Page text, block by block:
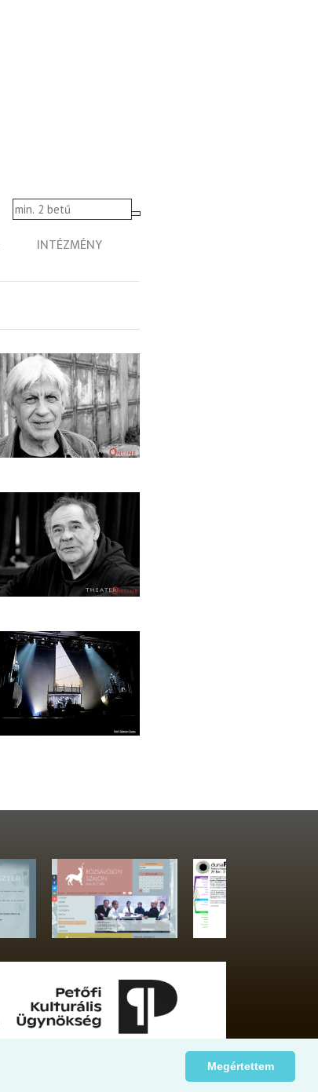
Megértettem
INTÉZMÉNY